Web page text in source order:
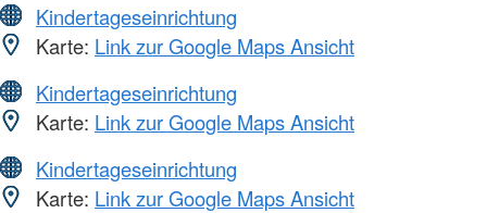
Kindertageseinrichtung
Karte: Link zur Google Maps Ansicht
Kindertageseinrichtung
Karte: Link zur Google Maps Ansicht
Kindertageseinrichtung
Karte: Link zur Google Maps Ansicht